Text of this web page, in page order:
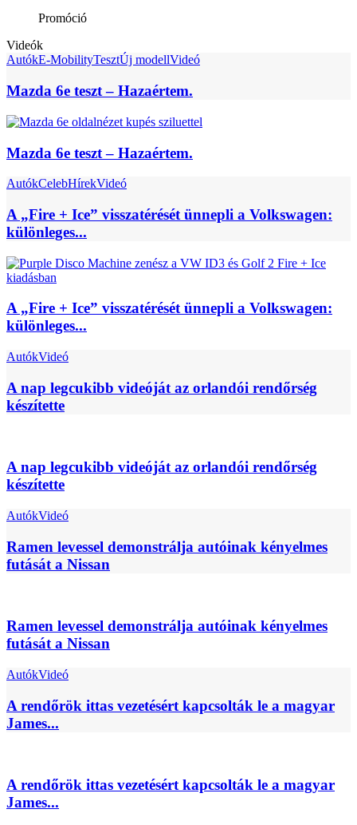
Promóció
Videók
AutókE-MobilityTesztÚj modellVideó
Mazda 6e teszt – Hazaértem.
Mazda 6e teszt – Hazaértem.
AutókCelebHírekVideó
A „Fire + Ice” visszatérését ünnepli a Volkswagen:
különleges...
A „Fire + Ice” visszatérését ünnepli a Volkswagen:
különleges...
AutókVideó
A nap legcukibb videóját az orlandói rendőrség
készítette
A nap legcukibb videóját az orlandói rendőrség
készítette
AutókVideó
Ramen levessel demonstrálja autóinak kényelmes
futását a Nissan
Ramen levessel demonstrálja autóinak kényelmes
futását a Nissan
AutókVideó
A rendőrök ittas vezetésért kapcsolták le a magyar
James...
A rendőrök ittas vezetésért kapcsolták le a magyar
James...